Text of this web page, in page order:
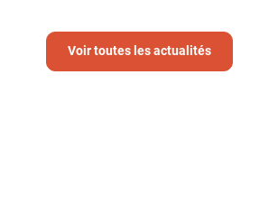
Voir toutes les actualités